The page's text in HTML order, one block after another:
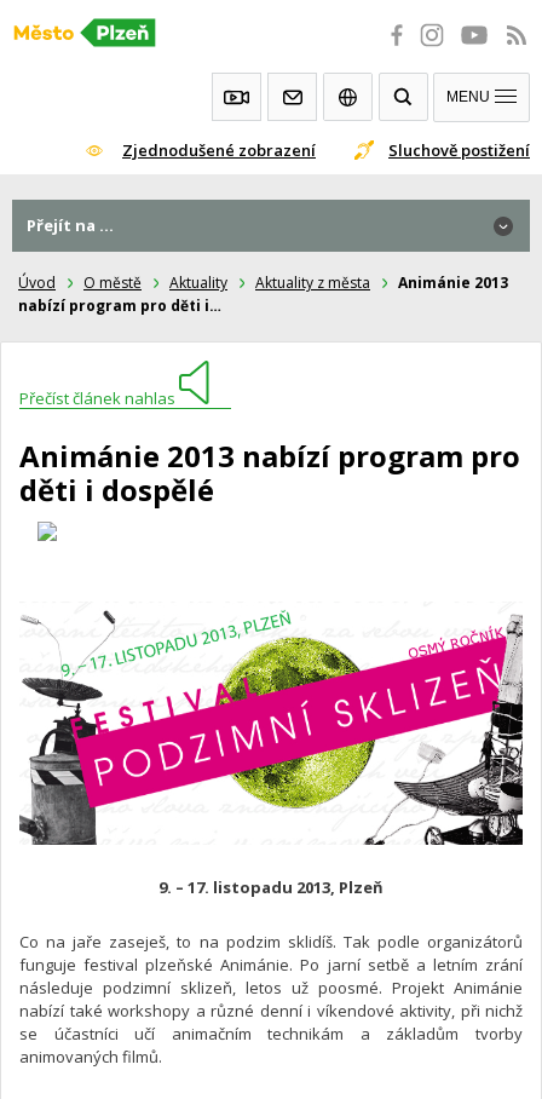
Přeskočit
Zjednodušené zobrazení Sluchově postižení
MENU
Úvod O městě Aktuality Aktuality z města
Animánie 2013
nabízí program pro děti i…
Přečíst článek nahlas
Animánie 2013 nabízí program pro
děti i dospělé
9. – 17. listopadu 2013, Plzeň
Co na jaře zaseješ, to na podzim sklidíš. Tak podle organizátorů
funguje festival plzeňské Animánie. Po jarní setbě a letním zrání
následuje podzimní sklizeň, letos už poosmé. Projekt Animánie
nabízí také workshopy a různé denní i víkendové aktivity, při nichž
se účastníci učí animačním technikám a základům tvorby
animovaných filmů.
Přejít na ...